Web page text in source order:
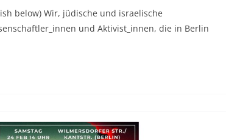
below) Wir, jüdische und israelische
und Aktivist_innen, die in Berlin